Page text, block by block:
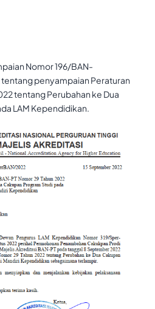
Nomor 196/BAN-
penyampaian Peraturan
tentang Perubahan ke Dua
LAM Kependidikan.